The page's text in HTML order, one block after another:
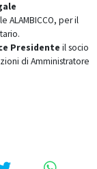
ALAMBICCO, per il
Presidente il socio
di Amministratore